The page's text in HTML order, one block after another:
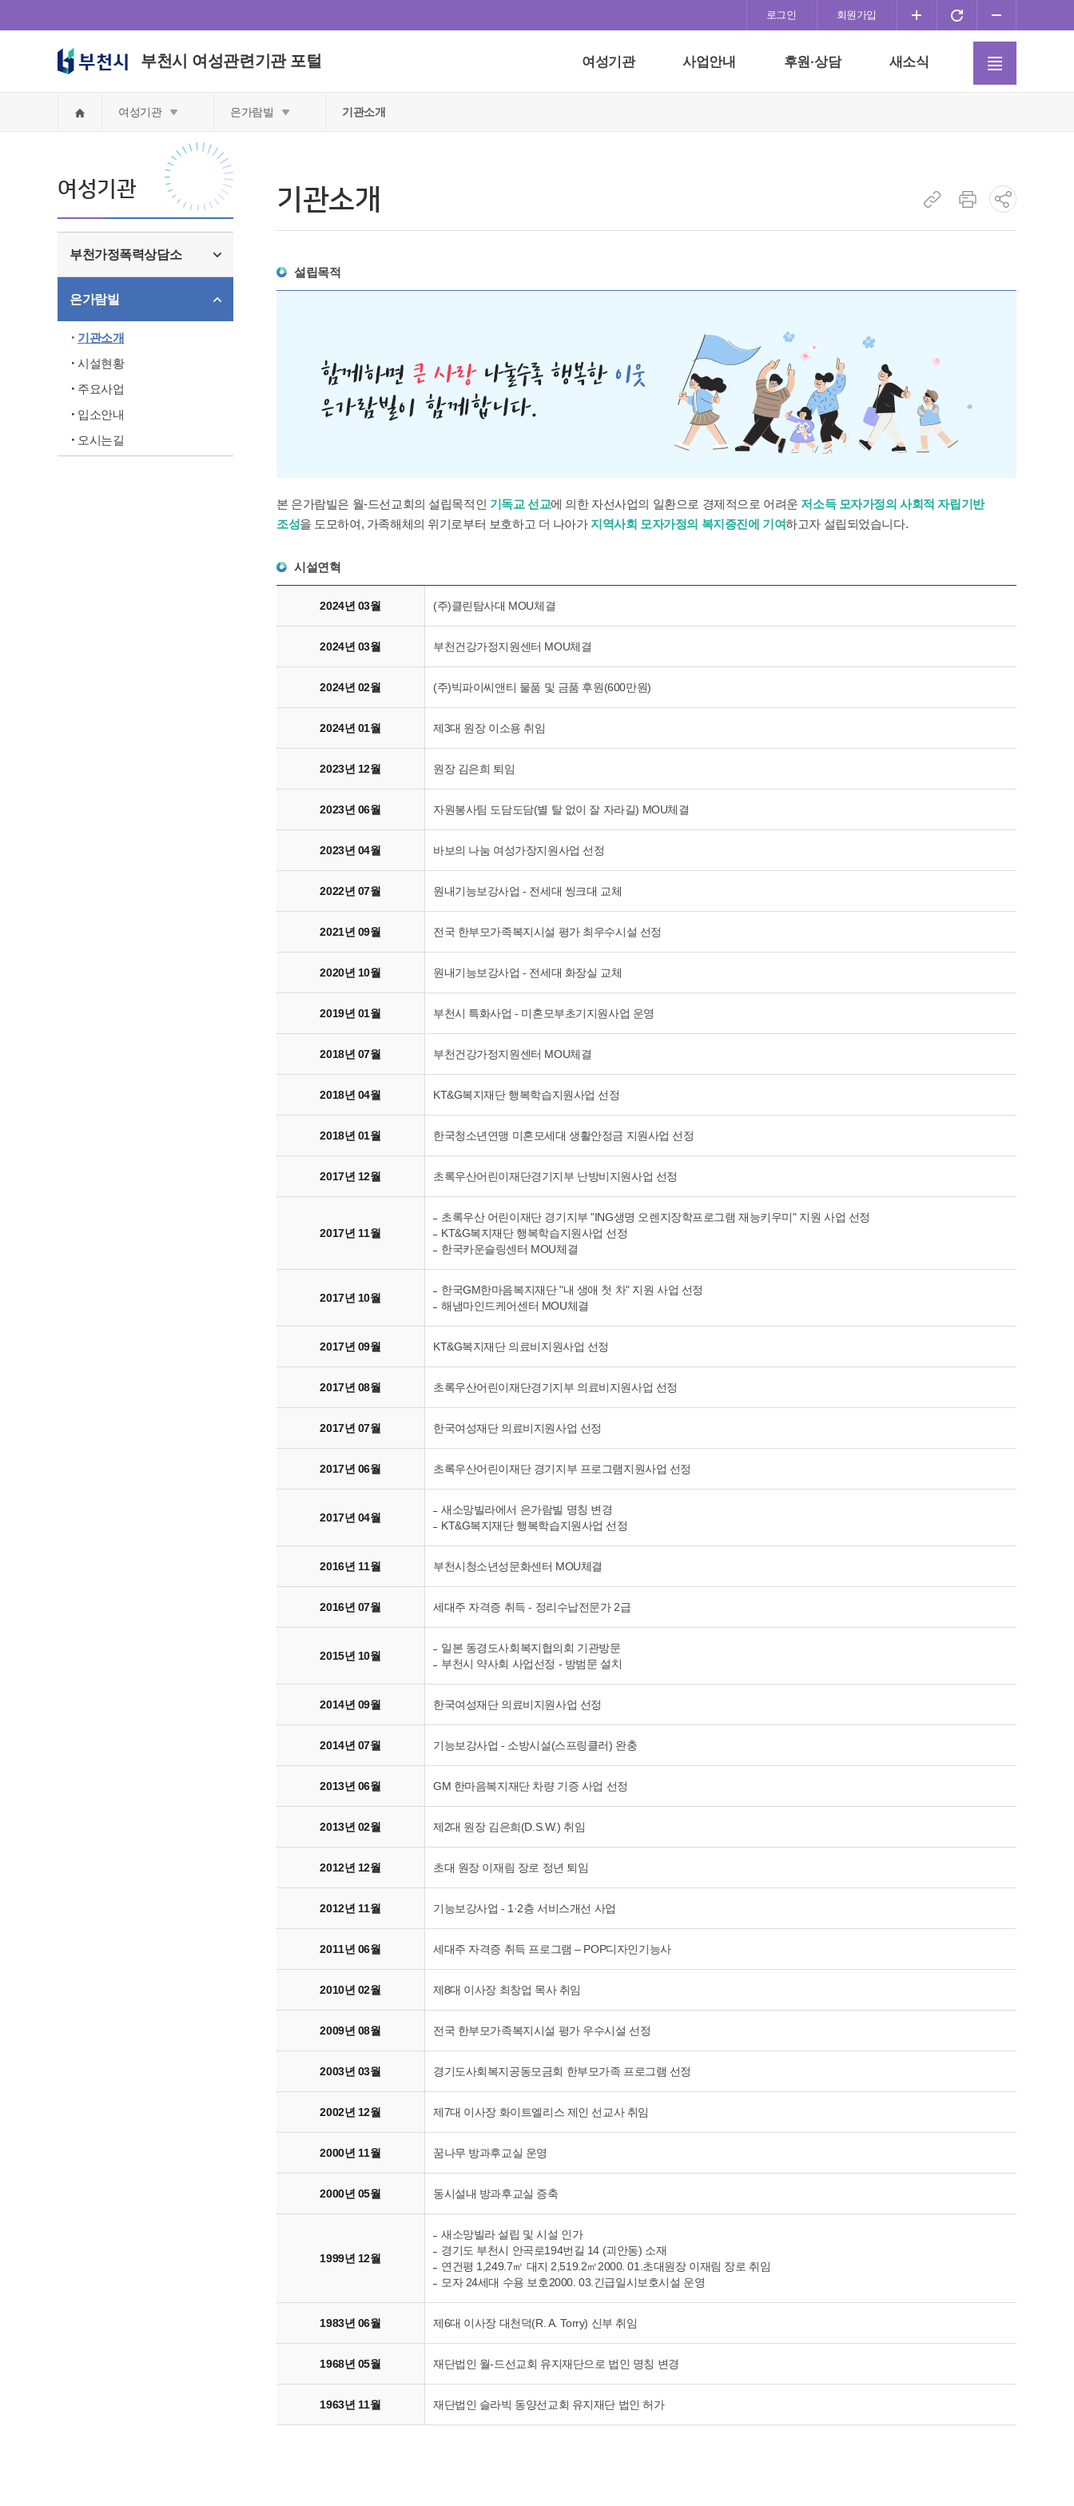
부천시 여성관련기관 포털
로그인 회원가입
화
면
화
면
화
화
면
소
여성기관 사업안내 후원·상담 새소식
트
여성기관 은가람빌 기관소개
여성기관
부천가정폭력상담소
은가람빌
기관소개
시설현황
주요사업
입소안내
오시는길
기관소개
사
현
소
설립목적
본 은가람빌은 월-드선교회의 설립목적인 기독교 선교에 의한 자선사업의 일환으로 경제적으로 어려운 저소득 모자가정의 사회적 자립기반
조성을 도모하여, 가족해체의 위기로부터 보호하고 더 나아가 지역사회 모자가정의 복지증진에 기여하고자 설립되었습니다.
시설연혁
2024년 03월 (주)클린탐사대 MOU체결
2024년 03월 부천건강가정지원센터 MOU체결
2024년 02월 (주)빅파이씨앤티 물품 및 금품 후원(600만원)
2024년 01월 제3대 원장 이소용 취임
2023년 12월 원장 김은희 퇴임
2023년 06월 자원봉사팀 도담도담(별 탈 없이 잘 자라길) MOU체결
2023년 04월 바보의 나눔 여성가장지원사업 선정
2022년 07월 원내기능보강사업 - 전세대 씽크대 교체
2021년 09월 전국 한부모가족복지시설 평가 최우수시설 선정
2020년 10월 원내기능보강사업 - 전세대 화장실 교체
2019년 01월 부천시 특화사업 - 미혼모부초기지원사업 운영
2018년 07월 부천건강가정지원센터 MOU체결
2018년 04월 KT&G복지재단 행복학습지원사업 선정
2018년 01월 한국청소년연맹 미혼모세대 생활안정금 지원사업 선정
2017년 12월 초록우산어린이재단경기지부 난방비지원사업 선정
2017년 11월
초록우산 어린이재단 경기지부 "ING생명 오렌지장학프로그램 재능키우미" 지원 사업 선정
KT&G복지재단 행복학습지원사업 선정
한국카운슬링센터 MOU체결
2017년 10월
한국GM한마음복지재단 "내 생애 첫 차" 지원 사업 선정
해냄마인드케어센터 MOU체결
2017년 09월 KT&G복지재단 의료비지원사업 선정
2017년 08월 초록우산어린이재단경기지부 의료비지원사업 선정
2017년 07월 한국여성재단 의료비지원사업 선정
2017년 06월 초록우산어린이재단 경기지부 프로그램지원사업 선정
2017년 04월
새소망빌라에서 은가람빌 명칭 변경
KT&G복지재단 행복학습지원사업 선정
2016년 11월 부천시청소년성문화센터 MOU체결
2016년 07월 세대주 자격증 취득 - 정리수납전문가 2급
2015년 10월
일본 동경도사회복지협의회 기관방문
부천시 약사회 사업선정 - 방범문 설치
2014년 09월 한국여성재단 의료비지원사업 선정
2014년 07월 기능보강사업 - 소방시설(스프링클러) 완충
2013년 06월 GM 한마음복지재단 차량 기증 사업 선정
2013년 02월 제2대 원장 김은희(D.S.W.) 취임
2012년 12월 초대 원장 이재림 장로 정년 퇴임
2012년 11월 기능보강사업 - 1·2층 서비스개선 사업
2011년 06월 세대주 자격증 취득 프로그램 – POP디자인기능사
2010년 02월 제8대 이사장 최창업 목사 취임
2009년 08월 전국 한부모가족복지시설 평가 우수시설 선정
2003년 03월 경기도사회복지공동모금회 한부모가족 프로그램 선정
2002년 12월 제7대 이사장 화이트엘리스 제인 선교사 취임
2000년 11월 꿈나무 방과후교실 운영
2000년 05월 동시설내 방과후교실 증축
1999년 12월
새소망빌라 설립 및 시설 인가
경기도 부천시 안곡로194번길 14 (괴안동) 소재
연건평 1,249.7㎡ 대지 2,519.2㎡2000. 01.초대원장 이재림 장로 취임
모자 24세대 수용 보호2000. 03.긴급일시보호시설 운영
1983년 06월 제6대 이사장 대천덕(R. A. Torry) 신부 취임
1968년 05월 재단법인 월-드선교회 유지재단으로 법인 명칭 변경
1963년 11월 재단법인 슬라빅 동양선교회 유지재단 법인 허가